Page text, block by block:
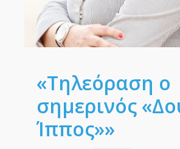
«Τηλεόραση ο
σημερινός
Ίππος»»